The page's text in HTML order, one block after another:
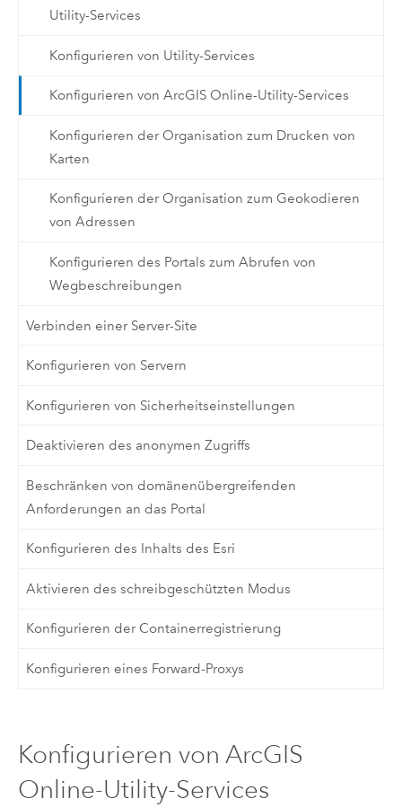
Utility-Services
Konfigurieren von Utility-Services
Konfigurieren von ArcGIS Online-Utility-Services
Konfigurieren der Organisation zum Drucken von
Karten
Konfigurieren der Organisation zum Geokodieren
von Adressen
Konfigurieren des Portals zum Abrufen von
Wegbeschreibungen
Verbinden einer Server-Site
Konfigurieren von Servern
Konfigurieren von Sicherheitseinstellungen
Deaktivieren des anonymen Zugriffs
Beschränken von domänenübergreifenden
Anforderungen an das Portal
Konfigurieren des Inhalts des Esri
Aktivieren des schreibgeschützten Modus
Konfigurieren der Containerregistrierung
Konfigurieren eines Forward-Proxys
Konfigurieren von ArcGIS
Online-Utility-Services